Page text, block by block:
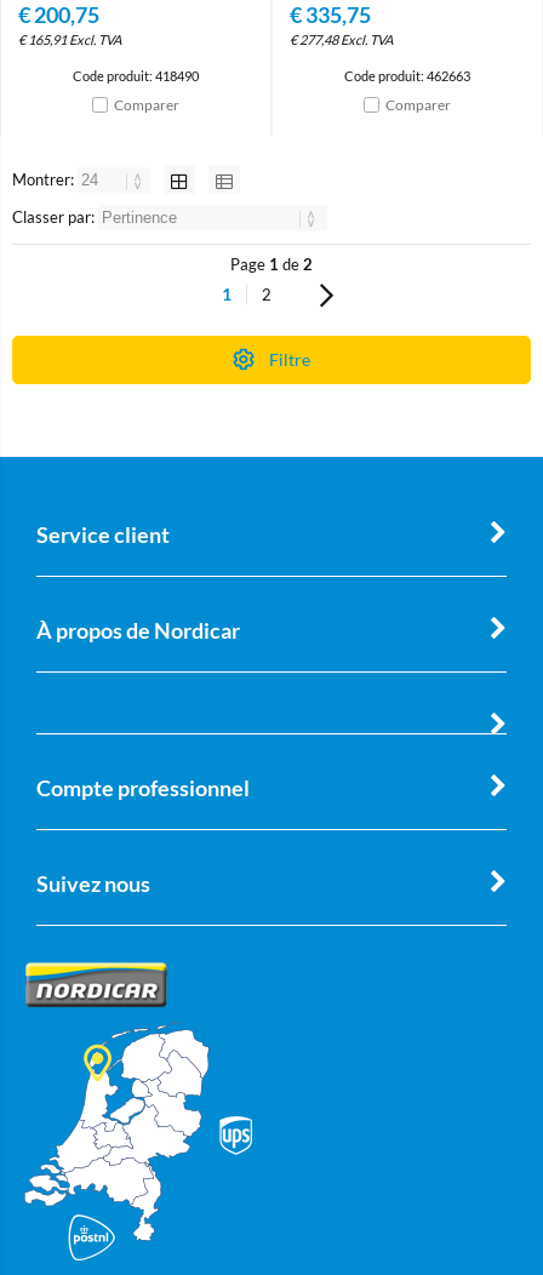
€200,75
€165,91 Excl. TVA
Code produit: 418490
Comparer
€335,75
€277,48 Excl. TVA
Code produit: 462663
Comparer
Montrer:
Classer par:
Page 1 de2
1 2
Filtre
Service client
À propos de Nordicar
Compte professionnel
Suivez nous